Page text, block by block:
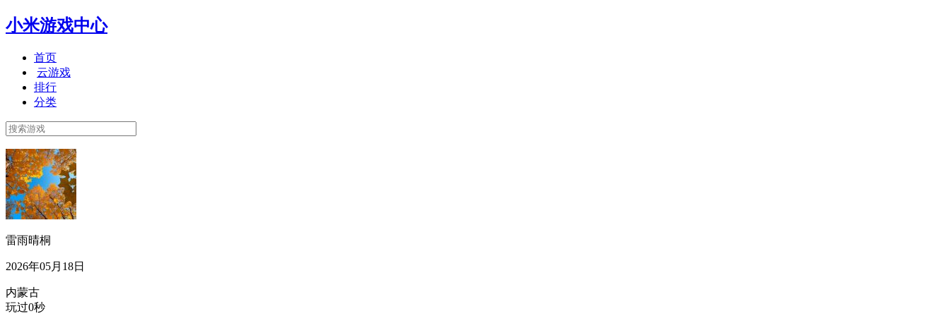
小米游戏中心
首页
云游戏
排行
分类
雷雨晴桐
2026年05月18日
内蒙古
玩过0秒